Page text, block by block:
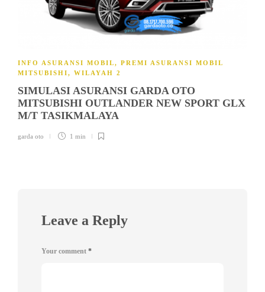
INFO ASURANSI MOBIL, PREMI ASURANSI MOBIL
MITSUBISHI, WILAYAH 2
SIMULASI ASURANSI GARDA OTO
MITSUBISHI OUTLANDER NEW SPORT GLX
M/T TASIKMALAYA
garda oto 1 min
Leave a Reply
Your comment *